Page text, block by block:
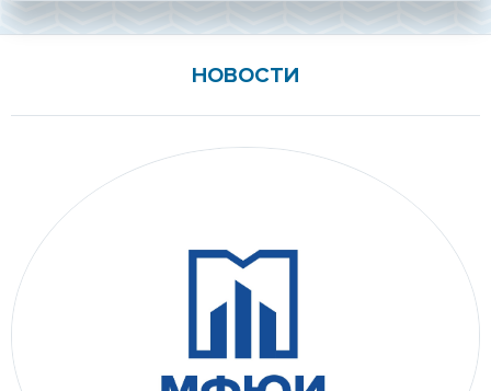
Версия для слабовидящих
НОВОСТИ